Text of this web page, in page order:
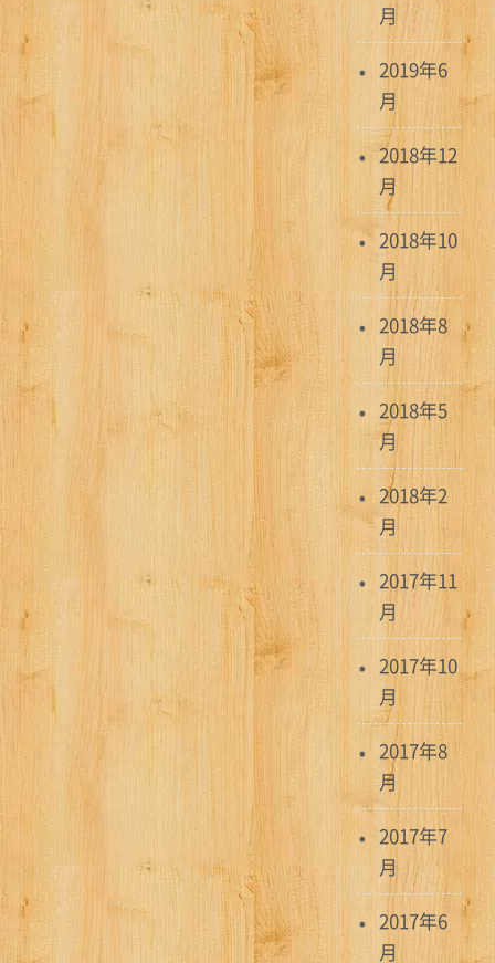
月
2019年6
月
2018年12
月
2018年10
月
2018年8
月
2018年5
月
2018年2
月
2017年11
月
2017年10
月
2017年8
月
2017年7
月
2017年6
月